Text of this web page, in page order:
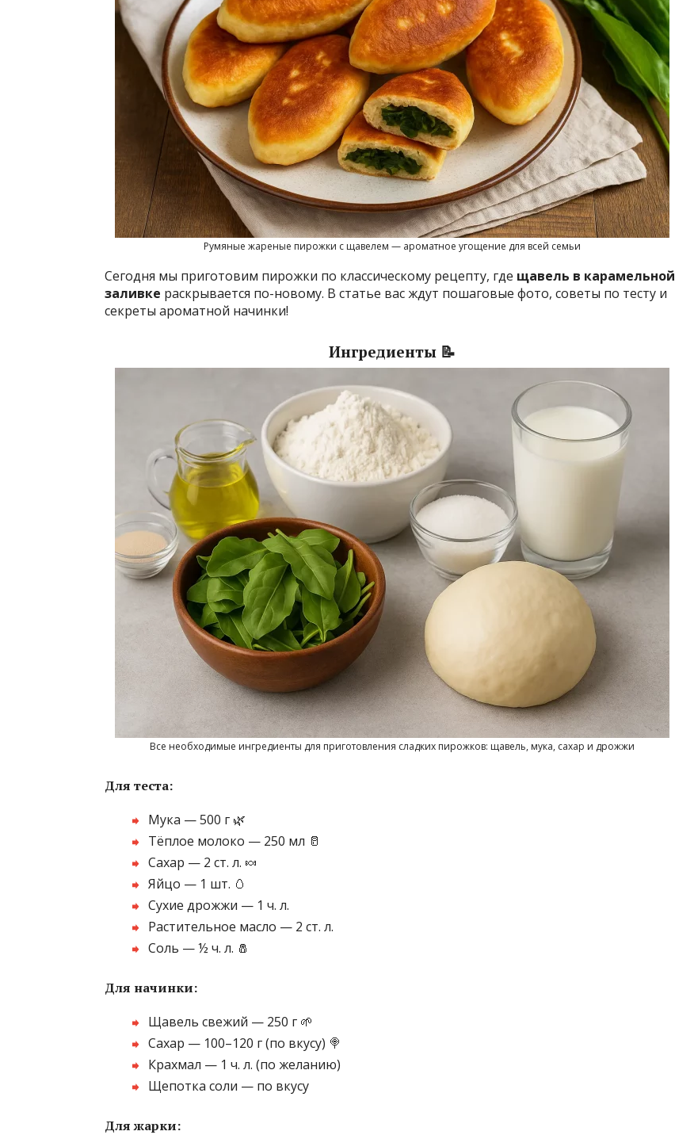
Румяные жареные пирожки с щавелем — ароматное угощение для всей семьи
Сегодня мы приготовим пирожки по классическому рецепту, где щавель в карамельной
заливке раскрывается по-новому. В статье вас ждут пошаговые фото, советы по тесту и
секреты ароматной начинки!
Ингредиенты 📝
Все необходимые ингредиенты для приготовления сладких пирожков: щавель, мука, сахар и дрожжи
Для теста:
Мука — 500 г 🌿
Тёплое молоко — 250 мл 🥛
Сахар — 2 ст. л. 🍬
Яйцо — 1 шт. 🥚
Сухие дрожжи — 1 ч. л.
Растительное масло — 2 ст. л.
Соль — ½ ч. л. 🧂
Для начинки:
Щавель свежий — 250 г 🌱
Сахар — 100–120 г (по вкусу) 🍭
Крахмал — 1 ч. л. (по желанию)
Щепотка соли — по вкусу
Для жарки: